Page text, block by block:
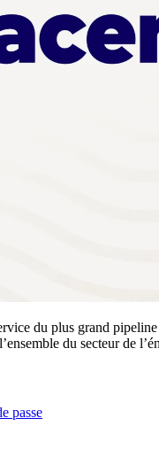
du plus grand
du secteur de
passe